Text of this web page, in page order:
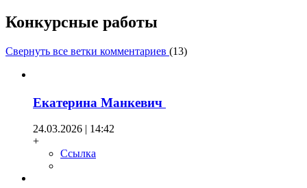
Конкурсные работы
Свернуть все ветки комментариев (13)
Екатерина Манкевич
24.03.2026 | 14:42
+
Ссылка